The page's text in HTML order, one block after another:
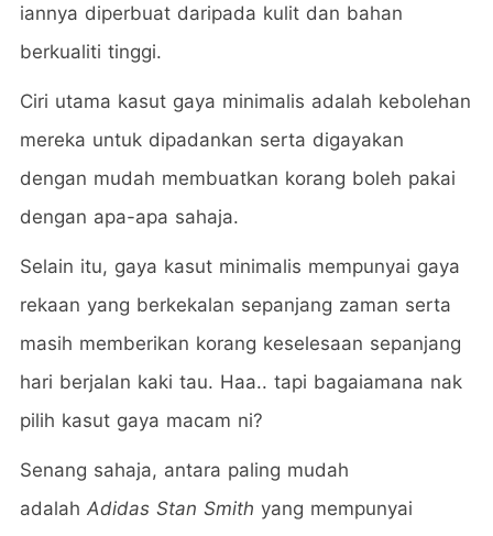
iannya diperbuat daripada kulit dan bahan
berkualiti tinggi.
Ciri utama kasut gaya minimalis adalah kebolehan
mereka untuk dipadankan serta digayakan
dengan mudah membuatkan korang boleh pakai
dengan apa-apa sahaja.
Selain itu, gaya kasut minimalis mempunyai gaya
rekaan yang berkekalan sepanjang zaman serta
masih memberikan korang keselesaan sepanjang
hari berjalan kaki tau. Haa.. tapi bagaiamana nak
pilih kasut gaya macam ni?
Senang sahaja, antara paling mudah
adalah Adidas Stan Smith yang mempunyai